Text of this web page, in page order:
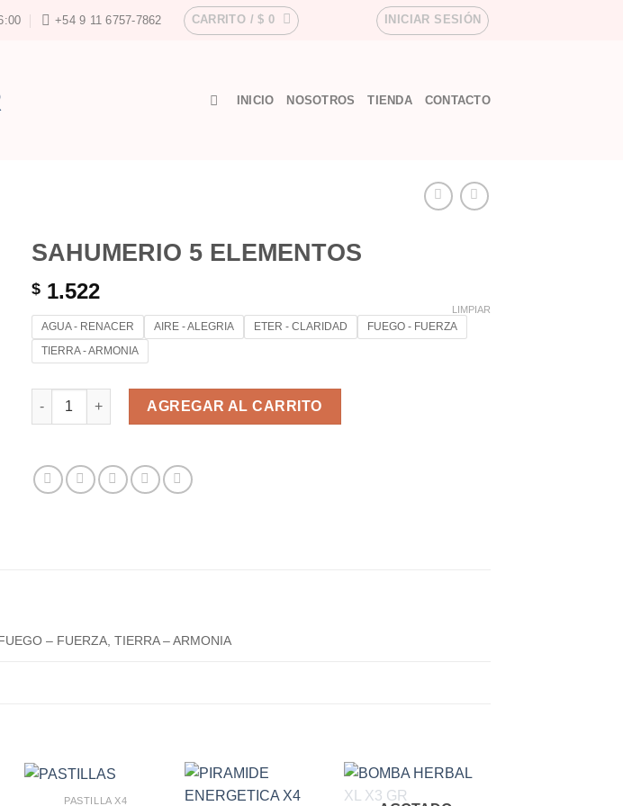
+54 9 11 6757-7862 CARRITO /$ 0 INICIAR SESIÓN
INICIO NOSOTROS TIENDA CONTACTO
SAHUMERIO 5 ELEMENTOS
$ 1.522
AGUA - RENACER AIRE - ALEGRIA ETER - CLARIDAD
FUEGO - FUERZA
TIERRA - ARMONIA
LIMPIAR
SAHUMERIO 5 ELEMENTOS cantidad
AGREGAR AL CARRITO
– FUERZA, TIERRA – ARMONIA
PASTILLA X4